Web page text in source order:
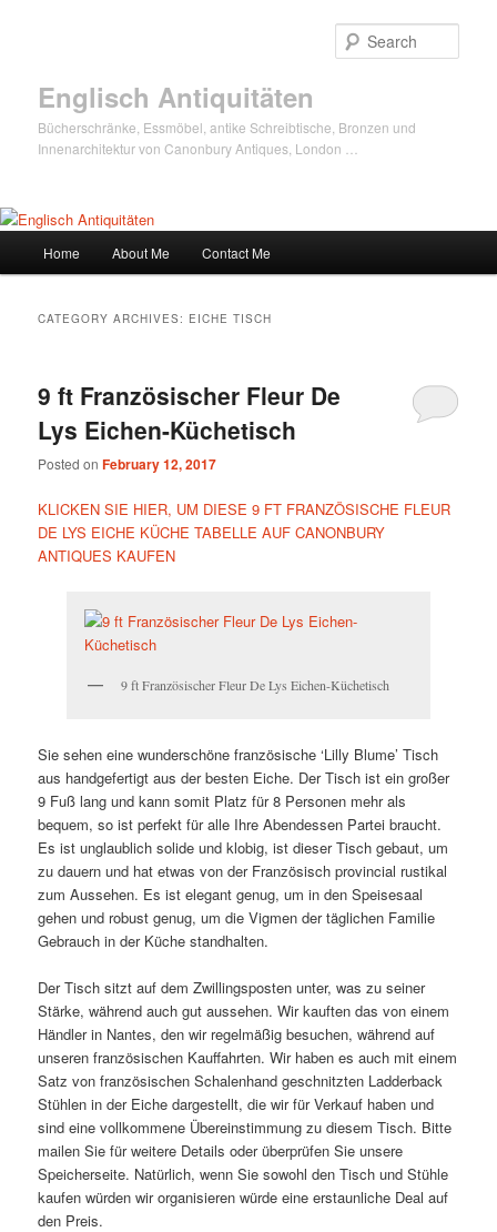
Englisch Antiquitäten
Bücherschränke, Essmöbel, antike Schreibtische, Bronzen und
Innenarchitektur von Canonbury Antiques, London …
Skip
content
Skip
content
Home About Me Contact Me
CATEGORY ARCHIVES: EICHE TISCH
9 ft Französischer Fleur De
Lys Eichen-Küchetisch
Posted onFebruary 12, 2017
KLICKEN SIE HIER, UM DIESE 9 FT FRANZÖSISCHE FLEUR
DE LYS EICHE KÜCHE TABELLE AUF CANONBURY
ANTIQUES KAUFEN
9 ft Französischer Fleur De Lys Eichen-Küchetisch
Sie sehen eine wunderschöne französische ‘Lilly Blume’ Tisch
aus handgefertigt aus der besten Eiche. Der Tisch ist ein großer
9 Fuß lang und kann somit Platz für 8 Personen mehr als
bequem, so ist perfekt für alle Ihre Abendessen Partei braucht.
Es ist unglaublich solide und klobig, ist dieser Tisch gebaut, um
zu dauern und hat etwas von der Französisch provincial rustikal
zum Aussehen. Es ist elegant genug, um in den Speisesaal
gehen und robust genug, um die Vigmen der täglichen Familie
Gebrauch in der Küche standhalten.
Der Tisch sitzt auf dem Zwillingsposten unter, was zu seiner
Stärke, während auch gut aussehen. Wir kauften das von einem
Händler in Nantes, den wir regelmäßig besuchen, während auf
unseren französischen Kauffahrten. Wir haben es auch mit einem
Satz von französischen Schalenhand geschnitzten Ladderback
Stühlen in der Eiche dargestellt, die wir für Verkauf haben und
sind eine vollkommene Übereinstimmung zu diesem Tisch. Bitte
mailen Sie für weitere Details oder überprüfen Sie unsere
Speicherseite. Natürlich, wenn Sie sowohl den Tisch und Stühle
kaufen würden wir organisieren würde eine erstaunliche Deal auf
den Preis.